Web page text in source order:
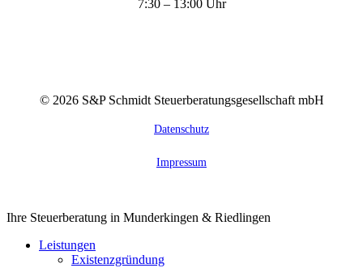
7:30 – 13:00 Uhr
© 2026S&P Schmidt Steuerberatungsgesellschaft mbH
Datenschutz
Impressum
Close
Ihre Steuerberatung in Munderkingen & Riedlingen
Leistungen
Existenzgründung